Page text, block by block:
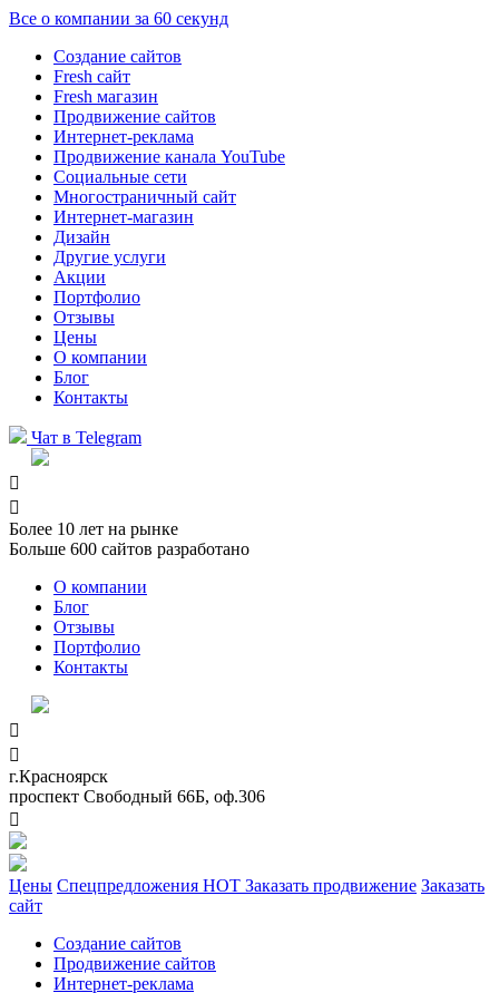
Все о компании за 60 секунд
Создание сайтов
Fresh сайт
Fresh магазин
Продвижение сайтов
Интернет-реклама
Продвижение канала YouTube
Социальные сети
Многостраничный сайт
Интернет-магазин
Дизайн
Другие услуги
Акции
Портфолио
Отзывы
Цены
О компании
Блог
Контакты
Чат в Telegram


Более 10 лет на рынке
Больше 600 сайтов разработано
О компании
Блог
Отзывы
Портфолио
Контакты


г.Красноярск
проспект Свободный 66Б, оф.306

Цены Спецпредложения HOT Заказать продвижение Заказать
сайт
Создание сайтов
Продвижение сайтов
Интернет-реклама